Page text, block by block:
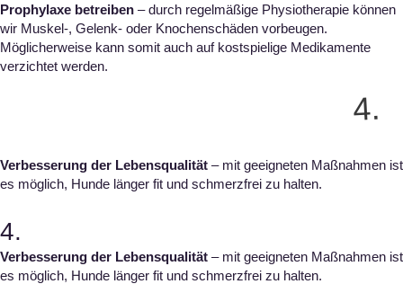
Prophylaxe betreiben – durch regelmäßige Physiotherapie können
wir Muskel-, Gelenk- oder Knochenschäden vorbeugen.
Möglicherweise kann somit auch auf kostspielige Medikamente
verzichtet werden.
4.
Verbesserung der Lebensqualität – mit geeigneten Maßnahmen ist
es möglich, Hunde länger fit und schmerzfrei zu halten.
4.
Verbesserung der Lebensqualität – mit geeigneten Maßnahmen ist
es möglich, Hunde länger fit und schmerzfrei zu halten.